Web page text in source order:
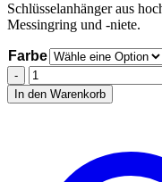
Schlüsselanhänger aus
Messingring und -niete.
Farbe
Stadtliebe®
|
Berlin
In den Warenkorb